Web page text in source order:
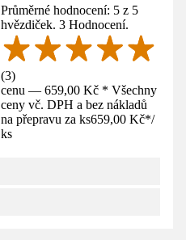
Průměrné hodnocení: 5 z 5
hvězdiček. 3 Hodnocení.
(3)
cenu — 659,00 Kč * Všechny
ceny vč. DPH a bez nákladů
na přepravu za ks659,00 Kč*/
ks